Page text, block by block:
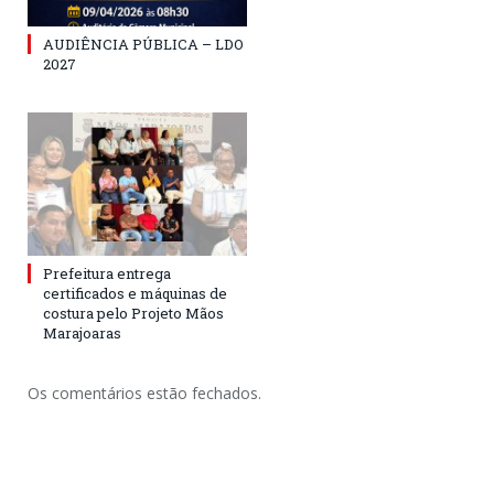
AUDIÊNCIA PÚBLICA – LDO
2027
Prefeitura entrega
certificados e máquinas de
costura pelo Projeto Mãos
Marajoaras
Os comentários estão fechados.